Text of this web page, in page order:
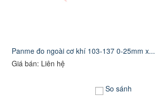
Panme đo ngoài cơ khí 103-137 0-25mm x...
Giá bán: Liên hệ
So sánh